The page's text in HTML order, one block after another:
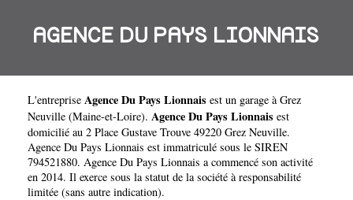
AGENCE DU PAYS LIONNAIS
L'entreprise Agence Du Pays Lionnais est un garage à Grez
Neuville (Maine-et-Loire). Agence Du Pays Lionnais est
domicilié au 2 Place Gustave Trouve 49220 Grez Neuville.
Agence Du Pays Lionnais est immatriculé sous le SIREN
794521880. Agence Du Pays Lionnais a commencé son activité
en 2014. Il exerce sous la statut de la société à responsabilité
limitée (sans autre indication).